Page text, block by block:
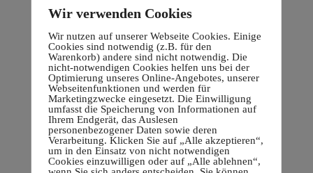
Wir verwenden Cookies
Wir nutzen auf unserer Webseite Cookies. Einige
Cookies sind notwendig (z.B. für den
Warenkorb) andere sind nicht notwendig. Die
nicht-notwendigen Cookies helfen uns bei der
Optimierung unseres Online-Angebotes, unserer
Webseitenfunktionen und werden für
Marketingzwecke eingesetzt. Die Einwilligung
umfasst die Speicherung von Informationen auf
Ihrem Endgerät, das Auslesen
personenbezogener Daten sowie deren
Verarbeitung. Klicken Sie auf „Alle akzeptieren“,
um in den Einsatz von nicht notwendigen
Cookies einzuwilligen oder auf „Alle ablehnen“,